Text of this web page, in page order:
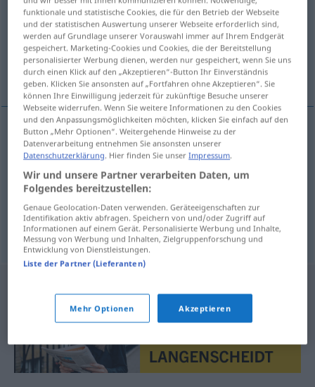
Übersicht aller Übersetzungen
(Für mehr Details die Übersetzung anklicken/antippen)
graduation graduation, calibration
graduation Gradierung
graduation GradierungKalibrierung
calibration Gradierung Kalibrierung
funktionale und statistische Cookies, die für den Betrieb der Webseite
und der statistischen Auswertung unserer Webseite erforderlich sind,
werden auf Grundlage unserer Vorauswahl immer auf Ihrem Endgerät
gespeichert. Marketing-Cookies und Cookies, die der Bereitstellung
personalisierter Werbung dienen, werden nur gespeichert, wenn Sie uns
durch einen Klick auf den „Akzeptieren“-Button Ihr Einverständnis
geben. Klicken Sie ansonsten auf „Fortfahren ohne Akzeptieren“. Sie
können Ihre Einwilligung jederzeit für zukünftige Besuche unserer
Webseite widerrufen. Wenn Sie weitere Informationen zu den Cookies
und den Anpassungsmöglichkeiten möchten, klicken Sie einfach auf den
Button „Mehr Optionen“. Weitergehende Hinweise zu der
Datenverarbeitung entnehmen Sie ansonsten unserer
Datenschutzerklärung. Hier finden Sie unserImpressum.
Wir und unsere Partner verarbeiten Daten, um
Folgendes bereitzustellen:
Genaue Geolocation-Daten verwenden. Geräteeigenschaften zur
Identifikation aktiv abfragen. Speichern von und/oder Zugriff auf
Informationen auf einem Gerät. Personalisierte Werbung und Inhalte,
Messung von Werbung und Inhalten, Zielgruppenforschung und
Entwicklung von Dienstleistungen.
Liste der Partner (Lieferanten)
Mehr Optionen Akzeptieren